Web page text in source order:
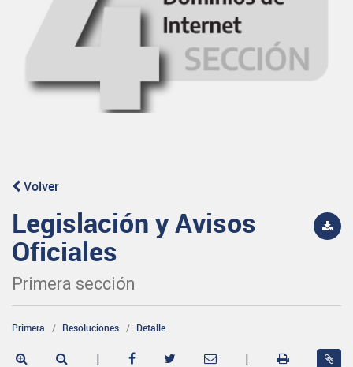
Volver
Legislación y Avisos
Oficiales
Primera sección
Primera Resoluciones Detalle
| |